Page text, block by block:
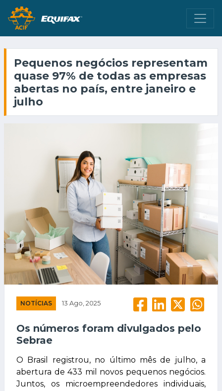
Pequenos negócios representam
quase 97% de todas as empresas
abertas no país, entre janeiro e
julho
NOTÍCIAS 13 Ago, 2025
Os números foram divulgados pelo
Sebrae
O Brasil registrou, no último mês de julho, a
abertura de 433 mil novos pequenos negócios.
Juntos, os microempreendedores individuais,